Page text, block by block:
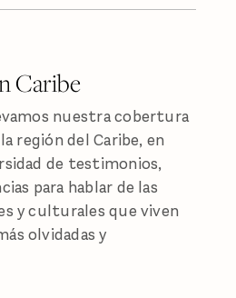
Caribe
nuestra cobertura
región del Caribe, en
de testimonios,
para hablar de las
y culturales que viven
olvidadas y